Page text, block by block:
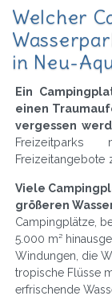
Welcher
in Neu-
Ein
einen
vergessen
Freizeitangebote
Viele
größeren
Campingplätze,
5.000 m²
Windungen, die
tropische Flüsse
erfrischende